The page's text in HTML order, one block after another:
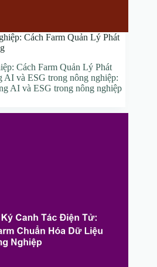
Cách Farm Quản Lý Phát
Cách Farm Quản Lý Phát
và ESG trong nông nghiệp:
AI và ESG trong nông nghiệp